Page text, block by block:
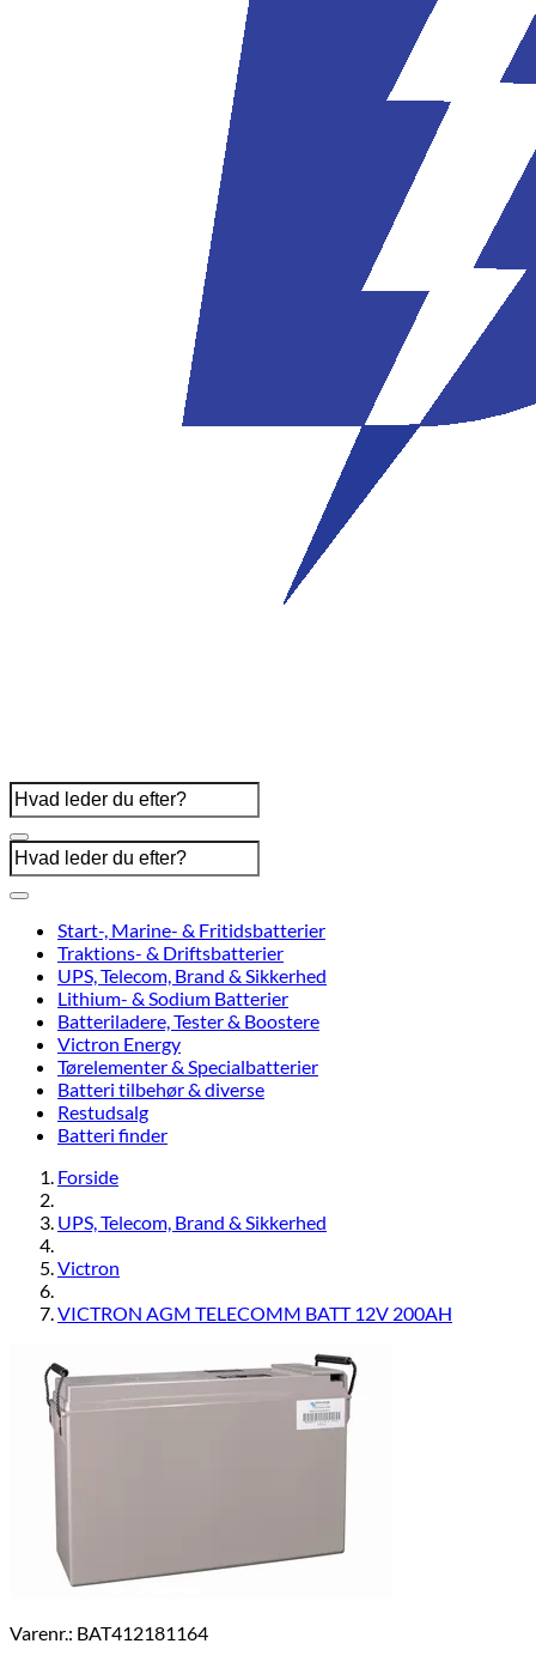
Start-, Marine- & Fritidsbatterier
Traktions- & Driftsbatterier
UPS, Telecom, Brand & Sikkerhed
Lithium- & Sodium Batterier
Batteriladere, Tester & Boostere
Victron Energy
Tørelementer & Specialbatterier
Batteri tilbehør & diverse
Restudsalg
Batteri finder
Forside
UPS, Telecom, Brand & Sikkerhed
Victron
VICTRON AGM TELECOMM BATT 12V 200AH
Varenr.: BAT412181164